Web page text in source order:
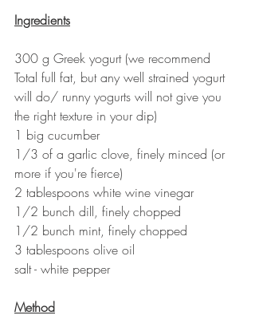
Ingredients
300 g Greek yogurt (we recommend
Total full fat, but any well strained yogurt
will do/ runny yogurts will not give you
the right texture in your dip)
1 big cucumber
1/3 of a garlic clove, finely minced (or
more if you're fierce)
2 tablespoons white wine vinegar
1/2 bunch dill, finely chopped
1/2 bunch mint, finely chopped
3 tablespoons olive oil
salt - white pepper
Method